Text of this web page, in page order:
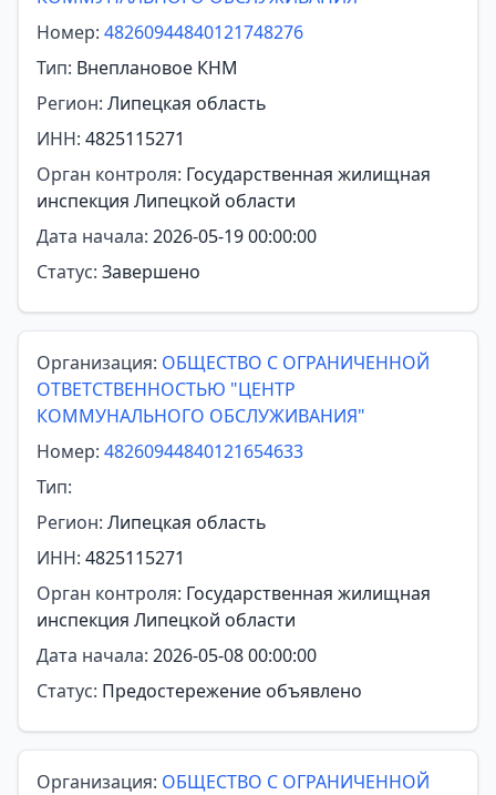
Номер: 48260944840121748276
Тип: Внеплановое КНМ
Регион: Липецкая область
ИНН: 4825115271
Орган контроля: Государственная жилищная
инспекция Липецкой области
Дата начала: 2026-05-19 00:00:00
Статус: Завершено
Организация: ОБЩЕСТВО С ОГРАНИЧЕННОЙ
ОТВЕТСТВЕННОСТЬЮ "ЦЕНТР
КОММУНАЛЬНОГО ОБСЛУЖИВАНИЯ"
Номер: 48260944840121654633
Тип:
Регион: Липецкая область
ИНН: 4825115271
Орган контроля: Государственная жилищная
инспекция Липецкой области
Дата начала: 2026-05-08 00:00:00
Статус: Предостережение объявлено
Организация: ОБЩЕСТВО С ОГРАНИЧЕННОЙ